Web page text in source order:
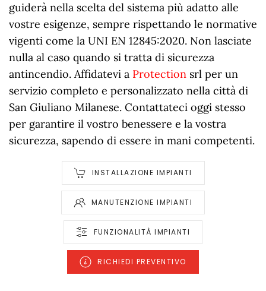
guiderà nella scelta del sistema più adatto alle
vostre esigenze, sempre rispettando le normative
vigenti come la UNI EN 12845:2020. Non lasciate
nulla al caso quando si tratta di sicurezza
antincendio. Affidatevi a Protection srl per un
servizio completo e personalizzato nella città di
San Giuliano Milanese. Contattateci oggi stesso
per garantire il vostro benessere e la vostra
sicurezza, sapendo di essere in mani competenti.
INSTALLAZIONE IMPIANTI
MANUTENZIONE IMPIANTI
FUNZIONALITÀ IMPIANTI
RICHIEDI PREVENTIVO